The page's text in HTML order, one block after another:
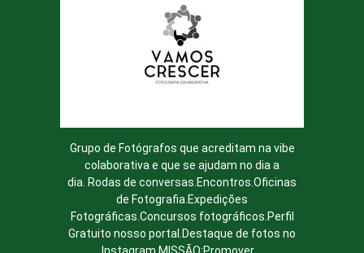
Grupo de Fotógrafos que acreditam na vibe
colaborativa e que se ajudam no dia a
dia. Rodas de conversas.Encontros.Oficinas
de Fotografia.Expedições
Fotográficas.Concursos fotográficos.Perfil
Gratuito nosso portal.Destaque de fotos no